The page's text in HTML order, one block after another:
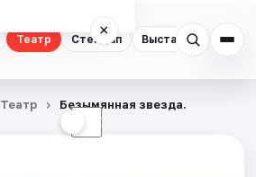
Театр Стендап Выставки
×
☾
Театр Безымянная звезда.